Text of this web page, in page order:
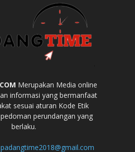
Merupakan Media online
informasi yang bermanfaat
sesuai aturan Kode Etik
perundangan yang
berlaku.
padangtime2018@gmail.com